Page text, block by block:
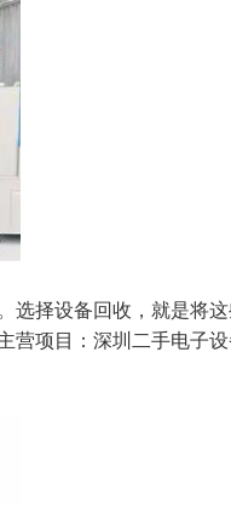
择设备回收，就是将
营项目：深圳二手电子